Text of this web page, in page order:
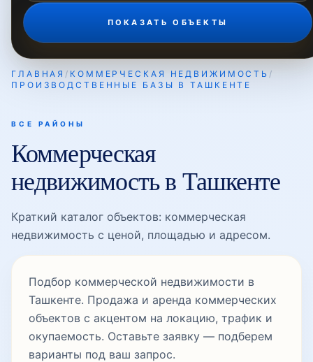
ПОКАЗАТЬ ОБЪЕКТЫ
ГЛАВНАЯ / КОММЕРЧЕСКАЯ НЕДВИЖИМОСТЬ /
ПРОИЗВОДСТВЕННЫЕ БАЗЫ В ТАШКЕНТЕ
ВСЕ РАЙОНЫ
Коммерческая
недвижимость в Ташкенте
Краткий каталог объектов: коммерческая
недвижимость с ценой, площадью и адресом.
Подбор коммерческой недвижимости в
Ташкенте. Продажа и аренда коммерческих
объектов с акцентом на локацию, трафик и
окупаемость. Оставьте заявку — подберем
варианты под ваш запрос.